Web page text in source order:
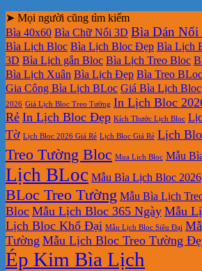
➤ Mọi người cũng tìm kiếm
Bìa 40x60 Bìa Chữ Nổi 3D Bìa Dán Nổi
Bìa Lịch Bloc Bìa Lịch Bloc Đẹp Bìa Lịch
3D Bìa Lịch gắn Bloc Bìa Lịch Treo Bloc
Bìa Lịch Xuân Bìa Lịch Đẹp Bìa Treo BLoc
Gia Công Bìa Lịch BLoc Giá Bìa Lịch Bloc
2026 Giá Lịch Bloc Treo Tường In Lịch Bloc
Rẻ In Lịch Bloc Đẹp Kích Thước Lịch Bloc
Tờ Lịch Bloc 2026 Giá Rẻ Lịch Bloc Giá Rẻ Lịch
Treo Tường Bloc Mua Lich Bloc Mẫu
Lịch BLoc Mẫu Bìa Lịch Bloc 2026
BLoc Treo Tường Mẫu Bìa Lịch
Bloc Mẫu Lịch Bloc 365 Ngày Mẫu
Lịch Bloc Khổ Đại Mẫu Lịch Bloc Siêu Đại
Tường Mẫu Lịch Bloc Treo Tường
Ép Kim Bìa Lịch